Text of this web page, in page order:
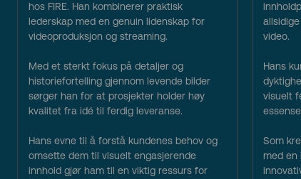
hos FIRE. Han kombinerer praktisk
lederskap med en genuin lidenskap for
videoproduksjon og streaming.
Med et sterkt fokus på detaljer og
historiefortelling gjennom levende bilder
sørger han for at prosjekter holder høy
kvalitet fra idé til ferdig leveranse.
Hans evne til å forstå kundenes behov og
omsette dem til visuelt engasjerende
innhold gjør ham til en viktig ressurs for
video.
Hans
visuelt
Som
med en